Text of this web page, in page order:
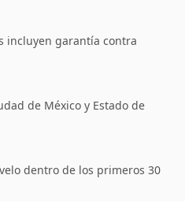
incluyen garantía contra
de México y Estado de
dentro de los primeros 30